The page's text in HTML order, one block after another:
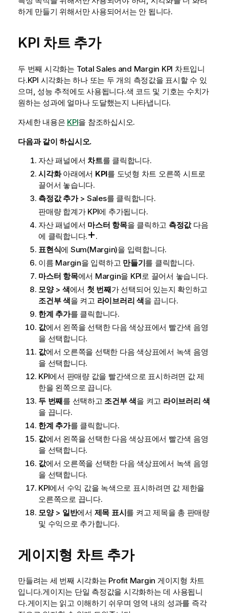
하게 만들기 위해서만 사용되어서는 안 됩니다.
KPI 차트 추가
두 번째 시각화는 Total Sales and Margin KPI 차트입니
다.KPI 시각화는 하나 또는 두 개의 측정값을 표시할 수 있
으며, 성능 추적에도 사용됩니다.색 코드 및 기호는 수치가
원하는 성과에 얼마나 도달했는지 나타냅니다.
자세한 내용은 KPI을 참조하십시오.
다음과 같이 하십시오.
자산 패널에서 차트를 클릭합니다.
시각화아래에서 KPI를 도넛형 차트 오른쪽 시트로
끌어서 놓습니다.
측정값 추가> Sales를 클릭합니다.
판매량 합계가 KPI에 추가됩니다.
자산 패널에서 마스터 항목을 클릭하고 측정값다음
에 클릭합니다.
.
표현식에 Sum(Margin)을 입력합니다.
이름 Margin을 입력하고 만들기를 클릭합니다.
마스터 항목에서 Margin을 KPI로 끌어서 놓습니다.
모양> 색에서 첫 번째가 선택되어 있는지 확인하고
조건부 색을 켜고 라이브러리 색을 끕니다.
한계 추가를 클릭합니다.
값에서 왼쪽을 선택한 다음 색상표에서 빨간색 음영
을 선택합니다.
값에서 오른쪽을 선택한 다음 색상표에서 녹색 음영
을 선택합니다.
KPI에서 판매량 값을 빨간색으로 표시하려면 값 제
한을 왼쪽으로 끕니다.
두 번째를 선택하고 조건부 색을 켜고 라이브러리 색
을 끕니다.
한계 추가를 클릭합니다.
값에서 왼쪽을 선택한 다음 색상표에서 빨간색 음영
을 선택합니다.
값에서 오른쪽을 선택한 다음 색상표에서 녹색 음영
을 선택합니다.
KPI에서 수익 값을 녹색으로 표시하려면 값 제한을
오른쪽으로 끕니다.
모양> 일반에서 제목 표시를 켜고 제목을 총 판매량
및 수익 으로 추가합니다.
게이지형 차트 추가
만들려는 세 번째 시각화는 Profit Margin 게이지형 차트
입니다.게이지는 단일 측정값을 시각화하는 데 사용됩니
다.게이지는 읽고 이해하기 쉬우며 영역 내의 성과를 즉각